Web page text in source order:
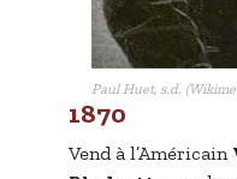
Paul Huet, s.d.
1870
Vend à l’Américain